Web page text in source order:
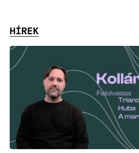
HÍREK
Kép